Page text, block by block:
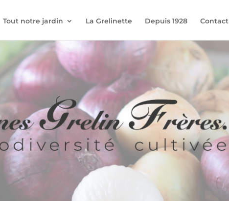
Tout notre jardin La Grelinette Depuis 1928 Contact